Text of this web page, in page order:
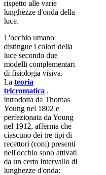
rispetto alle varie
lunghezze d'onda della
luce.
L'occhio umano
distingue i colori della
luce secondo due
modelli complementari
di fisiologia visiva.
La teoria
tricromatica ,
introdotta da Thomas
Young nel 1802 e
perfezionata da Young
nel 1912, afferma che
ciascuno dei tre tipi di
recettori (coni) presenti
nell'occhio sono attivati
da un certo intervallo di
lunghezze d'onda: